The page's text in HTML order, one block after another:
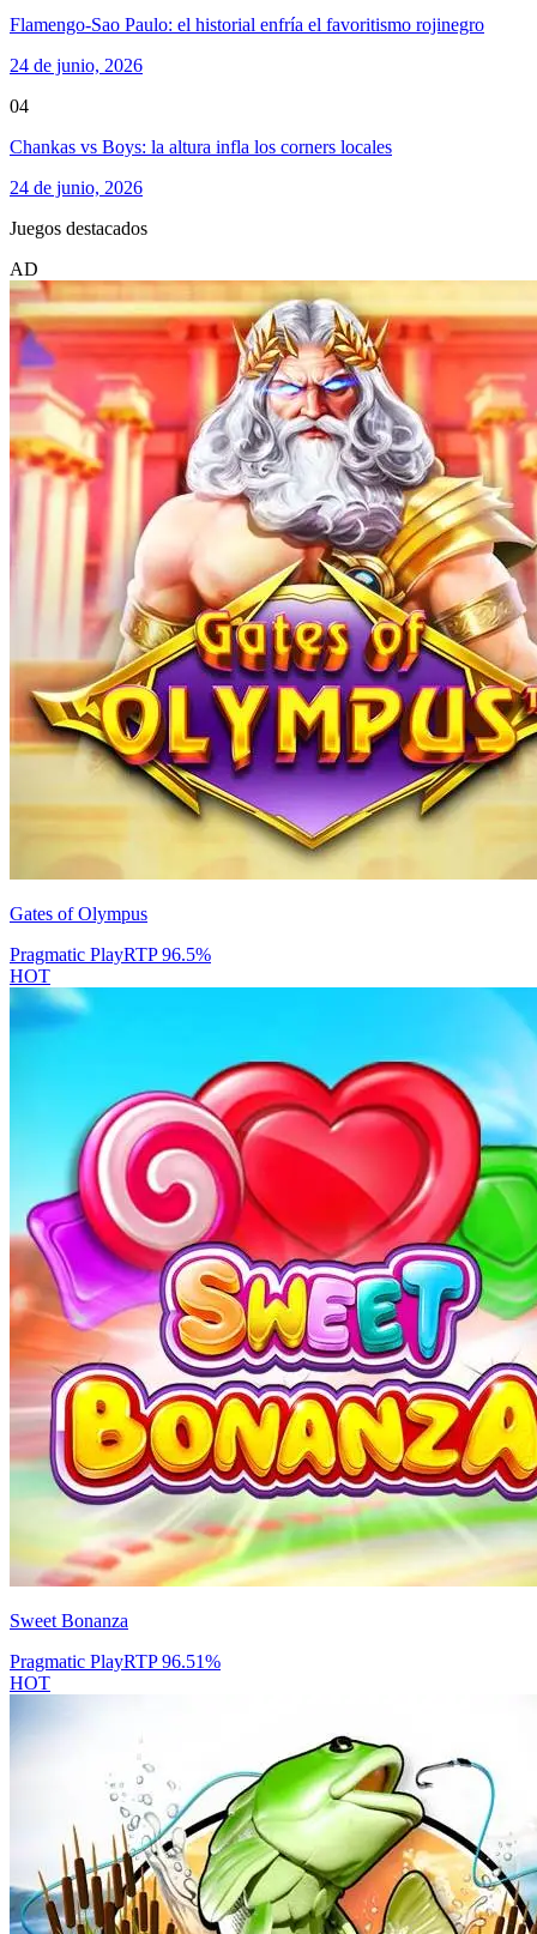
Flamengo-Sao Paulo: el historial enfría el favoritismo rojinegro
24 de junio, 2026
04
Chankas vs Boys: la altura infla los corners locales
24 de junio, 2026
Juegos destacados
AD
Gates of Olympus
Pragmatic PlayRTP96.5%
HOT
Sweet Bonanza
Pragmatic PlayRTP96.51%
HOT